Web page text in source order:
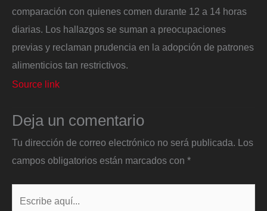
comparación con quienes comen durante 12 a 14 horas
diarias. Los hallazgos se suman a preocupaciones
previas y reclaman prudencia en la adopción de patrones
alimenticios tan restrictivos.
Source link
Deja un comentario
Tu dirección de correo electrónico no será publicada.
Los
campos obligatorios están marcados con *